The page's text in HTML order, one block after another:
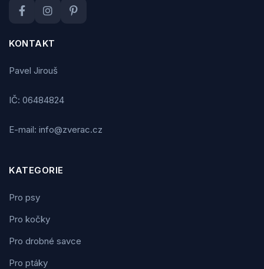
KONTAKT
Pavel Jirouš
IČ: 06484824
E-mail: info@zverac.cz
KATEGORIE
Pro psy
Pro kočky
Pro drobné savce
Pro ptáky